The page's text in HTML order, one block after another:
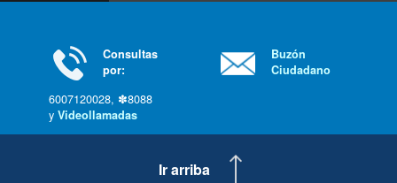
Consultas
por:
6007120028, ✽8088
y Videollamadas
Buzón
Ciudadano
Ir arriba